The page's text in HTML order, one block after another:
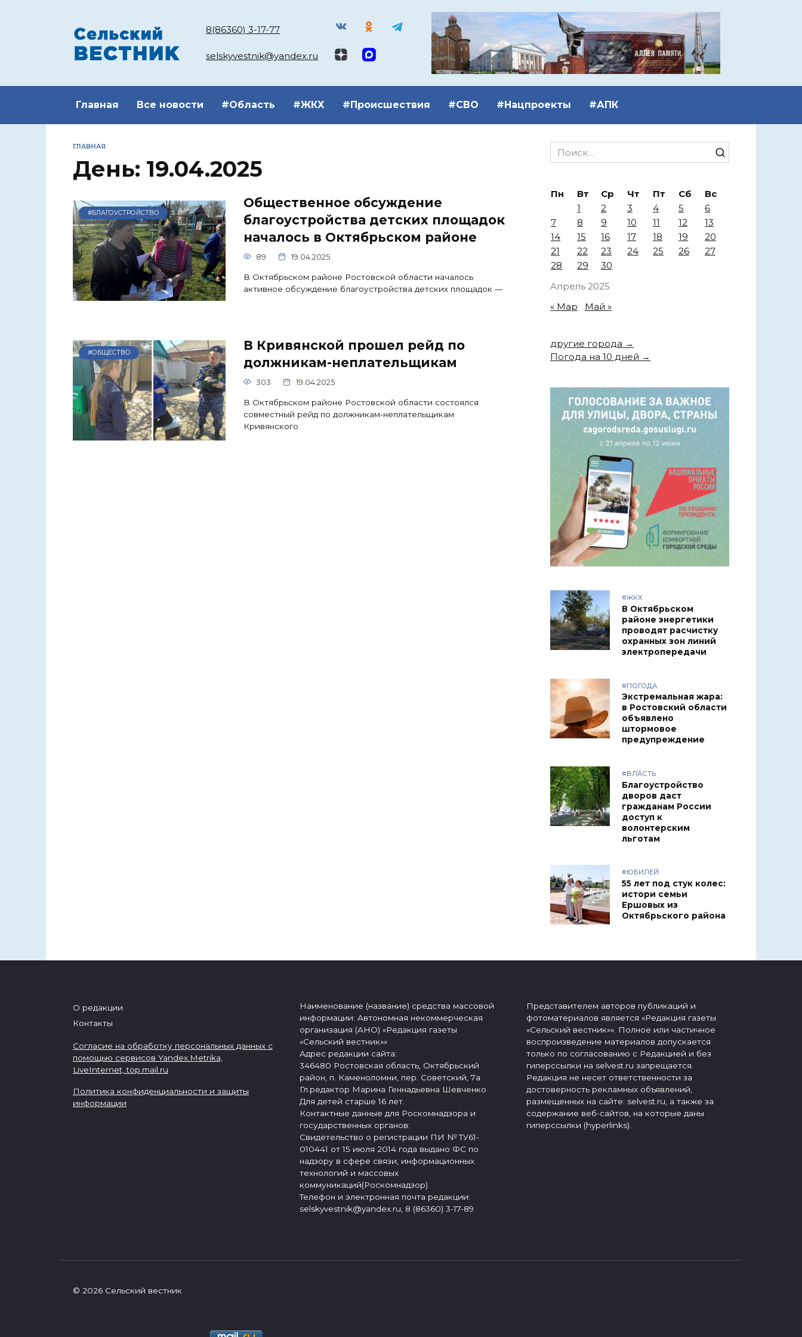
8(86360) 3-17-77
selskyvestnik@yandex.ru
Главная Все новости #Область #ЖКХ #Происшествия #СВО #Нацпроекты #АПК
ГЛАВНАЯ
День: 19.04.2025
#БЛАГОУСТРОЙСТВО
Общественное обсуждение
благоустройства детских площадок
началось в Октябрьском районе
89 19.04.2025
В Октябрьском районе Ростовской области началось
активное обсуждение благоустройства детских площадок —
#ОБЩЕСТВО
В Кривянской прошел рейд по
должникам-неплательщикам
303 19.04.2025
В Октябрьском районе Ростовской области состоялся
совместный рейд по должникам-неплательщикам
Кривянского
Search
for:
Апрель 2025
Пн Вт Ср Чт Пт Сб
Вс
1
2 3 4 5
6
7
8 9 10 11 12
13
14
15 16 17 18 19
20
21
22 23 24 25 26
27
28
29 30
« Мар Май »
другие города →
Погода на 10 дней →
#ЖКХ
В Октябрьском
районе энергетики
проводят расчистку
охранных зон линий
электропередачи
#ПОГОДА
Экстремальная жара:
в Ростовский области
объявлено
штормовое
предупреждение
#ВЛАСТЬ
Благоустройство
дворов даст
гражданам России
доступ к
волонтерским
льготам
#ЮБИЛЕЙ
55 лет под стук колес:
истори семьи
Ершовых из
Октябрьского района
О редакции
Контакты
Согласие на обработку персональных данных с
помощью сервисов Yandex.Metrika,
LiveInternet,top.mail.ru
Политика конфиденциальности и защиты
информации
Наименование (название) средства массовой
информации: Автономная некоммерческая
организация (АНО) «Редакция газеты
«Сельский вестник»»
Адрес редакции сайта:
346480 Ростовская область, Октябрьский
район, п. Каменоломни, пер. Советский, 7а
Гл.редактор Марина Геннадьевна Шевченко
Для детей старше 16 лет.
Контактные данные для Роскомнадзора и
государственных органов:
Свидетельство о регистрации ПИ № ТУ61-
010441 от 15 июля 2014 года выдано ФС по
надзору в сфере связи, информационных
технологий и массовых
коммуникаций(Роскомнадзор)
Телефон и электронная почта редакции:
selskyvestnik@yandex.ru, 8 (86360) 3-17-89
Представителем авторов публикаций и
фотоматериалов является «Редакция газеты
«Сельский вестник»». Полное или частичное
воспроизведение материалов допускается
только по согласованию с Редакцией и без
гиперссылки на selvest.ru запрещается.
Редакция не несет ответственности за
достоверность рекламных объявлений,
размещенных на сайте: selvest.ru, а также за
содержание веб-сайтов, на которые даны
гиперссылки (hyperlinks).
© 2026 Сельский вестник